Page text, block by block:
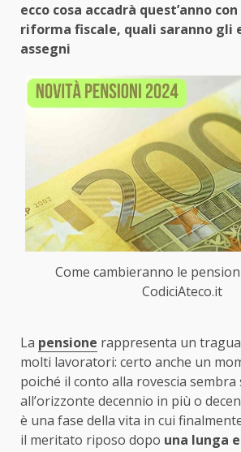
ecco cosa accadrà quest’anno
riforma fiscale, quali saranno gli
assegni
Come cambieranno le
CodiciAteco.it
La pensione rappresenta un
molti lavoratori: certo anche un
poiché il conto alla rovescia
all’orizzonte decennio in più o
è una fase della vita in cui
il meritato riposo dopo una lunga